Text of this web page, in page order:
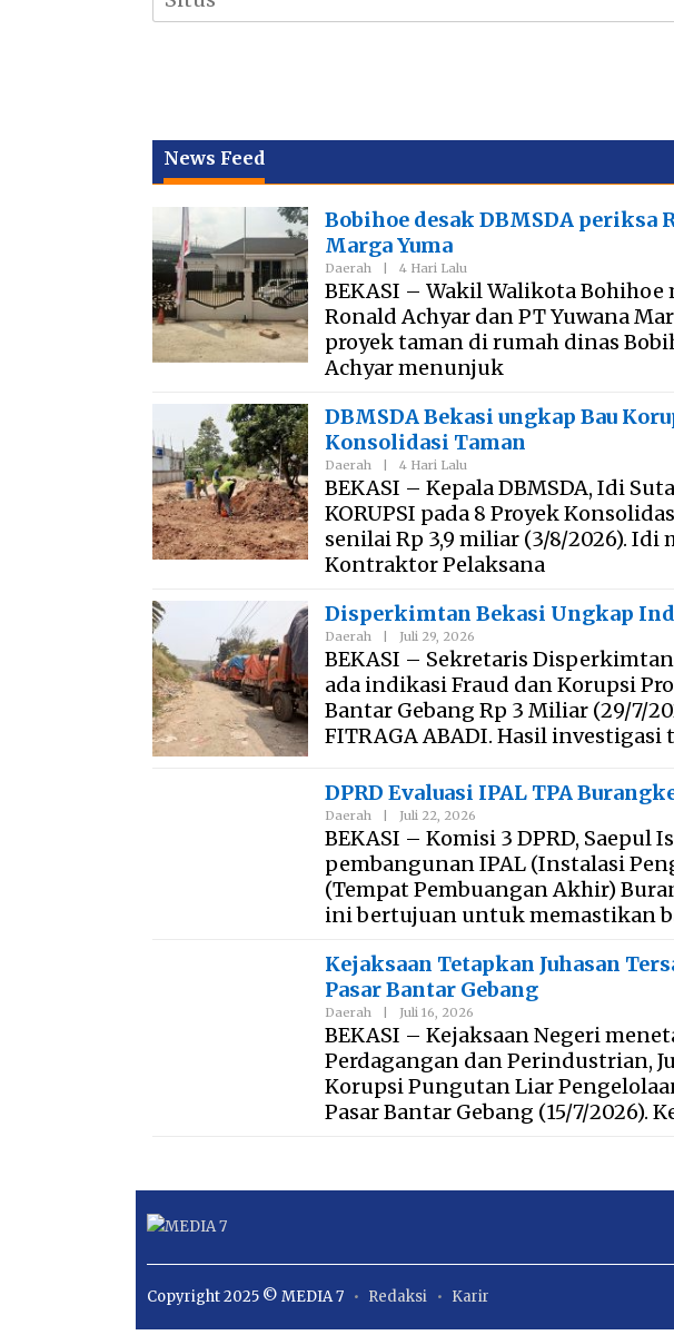
News Feed
Bobihoe desak DBMSDA periksa
Marga Yuma
Daerah 4 Hari Lalu
BEKASI – Wakil Walikota
Ronald Achyar dan PT Yuwana
proyek taman di rumah dinas
Achyar menunjuk
DBMSDA Bekasi ungkap Bau
Konsolidasi Taman
Daerah 4 Hari Lalu
BEKASI – Kepala DBMSDA, Idi
KORUPSI pada 8 Proyek
senilai Rp 3,9 miliar (3/8/2026).
Kontraktor Pelaksana
Disperkimtan Bekasi Ungkap
Daerah Juli 29, 2026
BEKASI – Sekretaris
ada indikasi Fraud dan Korupsi
Bantar Gebang Rp 3 Miliar (29/7/
FITRAGA ABADI. Hasil
DPRD Evaluasi IPAL TPA
Daerah Juli 22, 2026
BEKASI – Komisi 3 DPRD,
pembangunan IPAL (Instalasi
(Tempat Pembuangan Akhir)
ini bertujuan untuk memastikan
Kejaksaan Tetapkan Juhasan
Pasar Bantar Gebang
Daerah Juli 16, 2026
BEKASI – Kejaksaan Negeri
Perdagangan dan Perindustrian,
Korupsi Pungutan Liar
Pasar Bantar Gebang (15/7/2026).
Copyright 2025 © MEDIA 7 Redaksi Karir